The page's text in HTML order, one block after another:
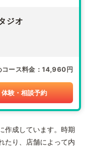
ジオ
コース料金 14,960円
体験・相談予約
作成しています。時期
たり、店舗によって内